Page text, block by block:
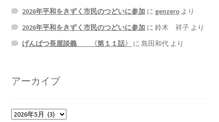
2026年平和をきずく市民のつどいに参加 に genzero より
2026年平和をきずく市民のつどいに参加 に鈴木 祥子 より
げんぱつ長屋談義 〈第１１話〉
に島田和代 より
アーカイブ
ア